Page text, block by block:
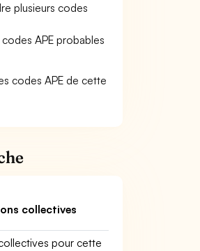
plusieurs codes
APE probables
codes APE de cette
collectives
pour cette